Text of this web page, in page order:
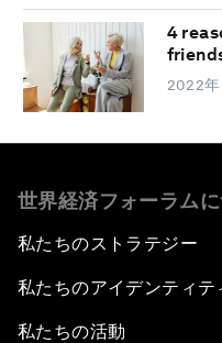
4
2022
世界経済フォーラム
私たちのストラテジー
私たちのアイデンティテ
私たちの活動